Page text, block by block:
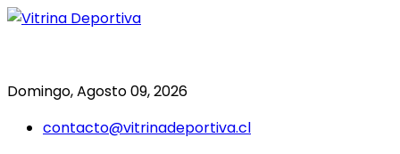
Saltar
Domingo, Agosto 09, 2026
contacto@vitrinadeportiva.cl